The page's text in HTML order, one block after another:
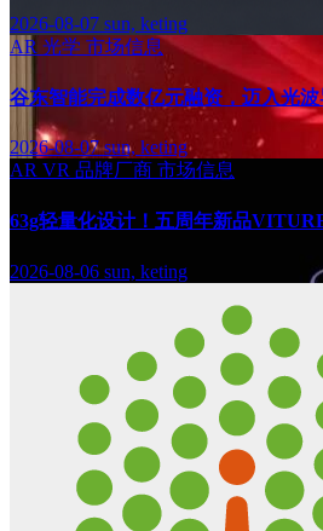
2026-08-07 sun, keting
AR 光学 市场信息
谷东智能完成数亿元融资，迈入光
2026-08-07sun, keting
AR VR 品牌厂商 市场信息
63g轻量化设计！五周年新品
2026-08-06 sun, keting